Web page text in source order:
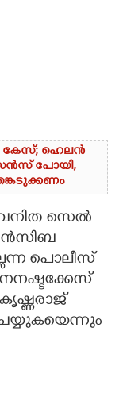
കേസ്; ഹെലൻ
പോയി,
വനിത സെൽ
പൊലീസ്